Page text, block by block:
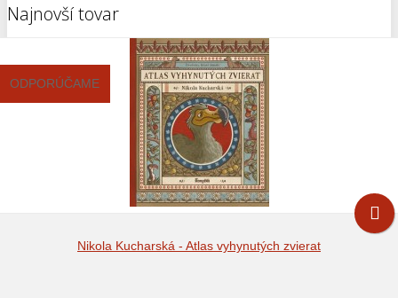
Najnovší tovar
ODPORÚČAME
Nikola Kucharská - Atlas vyhynutých zvierat